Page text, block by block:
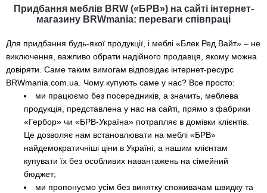
Придбання меблів BRW («БРВ») на сайті інтернет-
магазину BRWmania: переваги співпраці
Для придбання будь-якої продукції, і меблі «Блек Ред Вайт» – не
виключення, важливо обрати надійного продавця, якому можна
довіряти. Саме таким вимогам відповідає інтернет-ресурс
BRWmania.com.ua. Чому купують саме у нас? Все просто:
ми працюємо без посередників, а значить, меблева
продукція, представлена у нас на сайті, прямо з фабрики
«Гербор» чи «БРВ-Україна» потрапляє в домівки клієнтів.
Це дозволяє нам встановлювати на меблі «БРВ»
найдемократичніші ціни в Україні, а нашим клієнтам
купувати їх без особливих навантажень на сімейний
бюджет;
ми пропонуємо усім без винятку споживачам швидку та